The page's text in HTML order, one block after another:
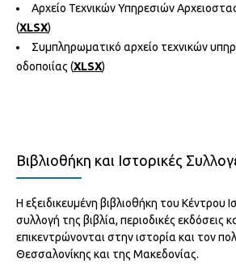
Αρχείο Τεχνικών Υπηρεσιών
(XLSX)
Συμπληρωματικό αρχείο τεχνικών
οδοποιίας (XLSX)
Βιβλιοθήκη και Ιστορικές
Η εξειδικευμένη βιβλιοθήκη του Κέντρου
συλλογή της βιβλία, περιοδικές εκδόσεις
επικεντρώνονται στην ιστορία και τον
Θεσσαλονίκης και της Μακεδονίας.